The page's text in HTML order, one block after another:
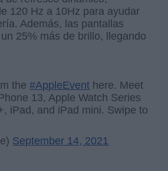
120 Hz a 10Hz para ayudar
Además, las pantallas
25% más de brillo, llegando
the#AppleEvent here. Meet
13, Apple Watch Series
iPad, and iPad mini. Swipe to
September 14, 2021